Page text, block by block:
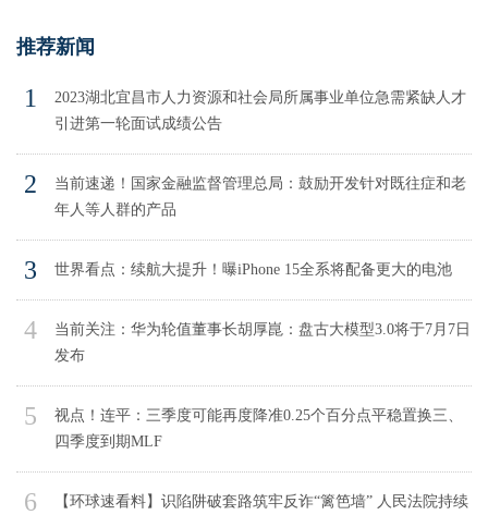
推荐新闻
1
2023湖北宜昌市人力资源和社会局所属事业单位急需紧缺人才
引进第一轮面试成绩公告
2
当前速递！国家金融监督管理总局：鼓励开发针对既往症和老
年人等人群的产品
3 世界看点：续航大提升！曝iPhone 15全系将配备更大的电池
4
当前关注：华为轮值董事长胡厚崑：盘古大模型3.0将于7月7日
发布
5
视点！连平：三季度可能再度降准0.25个百分点平稳置换三、
四季度到期MLF
6
【环球速看料】识陷阱破套路筑牢反诈“篱笆墙” 人民法院持续